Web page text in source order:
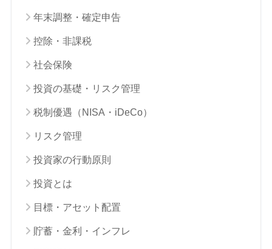
年末調整・確定申告
控除・非課税
社会保険
投資の基礎・リスク管理
税制優遇（NISA・iDeCo）
リスク管理
投資家の行動原則
投資とは
目標・アセット配置
貯蓄・金利・インフレ